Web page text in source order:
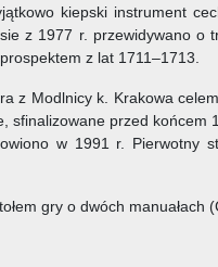
kiepski instrument
z 1977 r. przewidywano o
z lat 1711–1713.
z Modlnicy k. Krakowa
sfinalizowane przed końcem
w 1991 r. Pierwotny
gry o dwóch manuałach